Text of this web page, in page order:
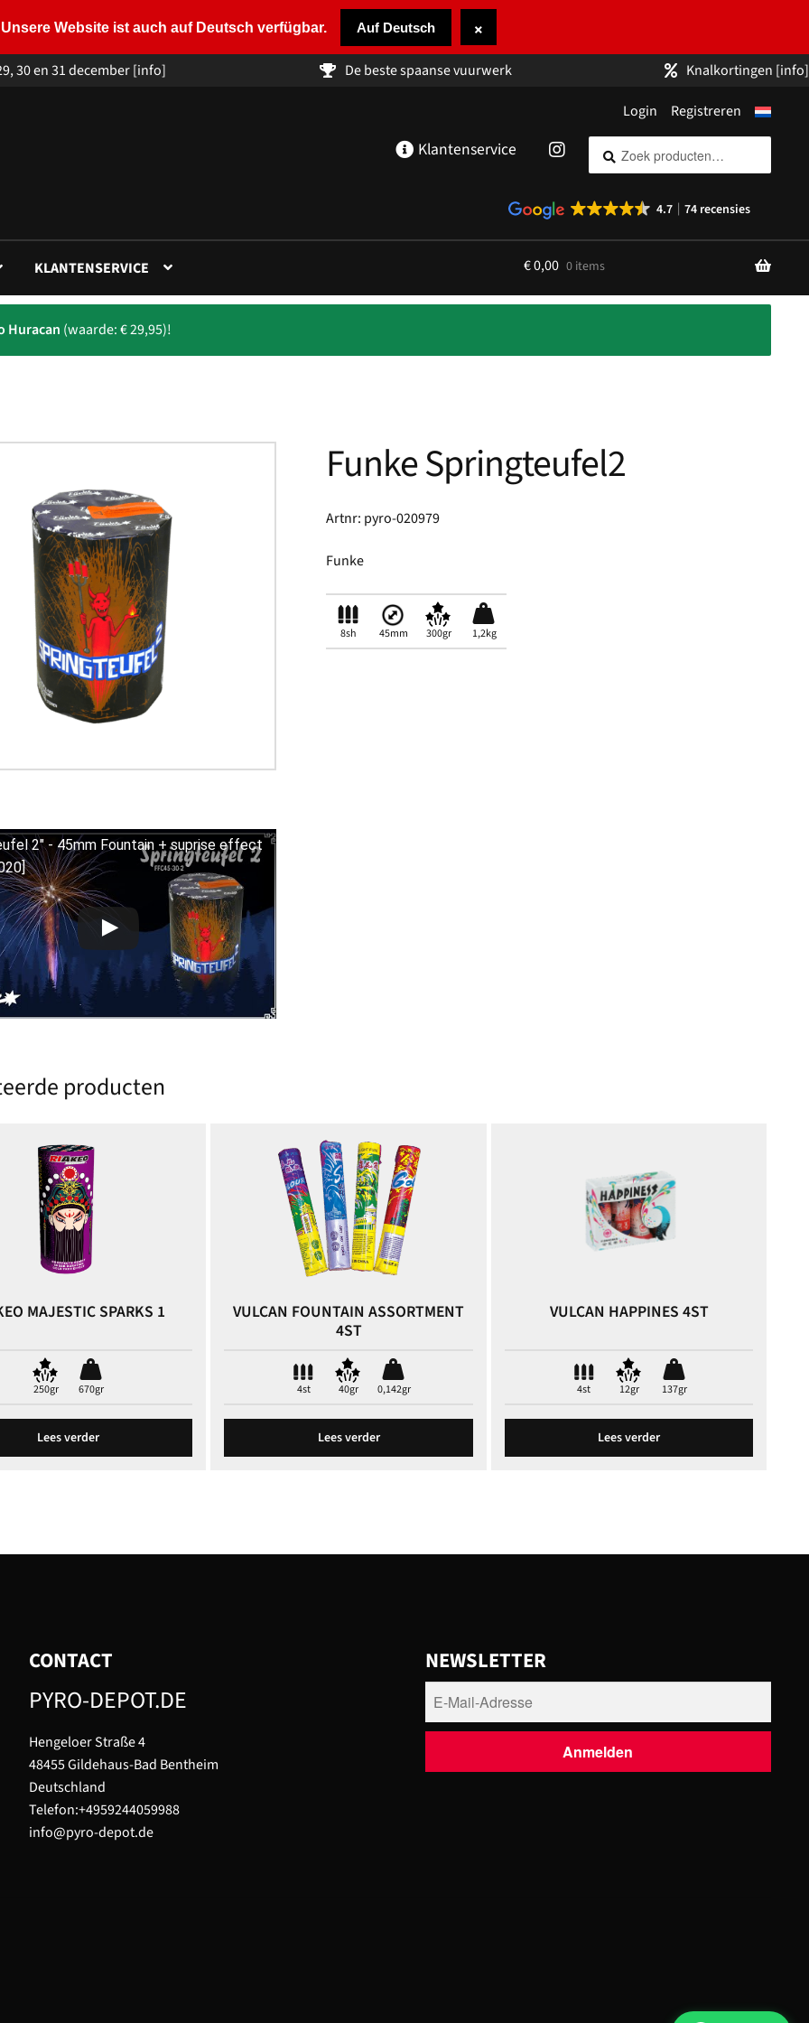
Website ist auch auf Deutsch verfügbar. Auf Deutsch ×
30 en 31 december[info] De beste spaanse vuurwerk Knalkortingen [info]
Login Registreren
Klantenservice
Zoeken
naar:
Zoeken
4.7 74 recensies
KLANTENSERVICE €0,00 0 items
Huracan (waarde: € 29,95)!
2" - 45mm Fountain + suprise effect
Funke Springteufel2
Artnr: pyro-020979
Funke
8sh 45mm 300gr 1,2kg
producten
MAJESTIC SPARKS 1
250gr 670gr
Lees verder
VULCAN FOUNTAIN ASSORTMENT
4ST
4st 40gr 0,142gr
Lees verder
VULCAN HAPPINES 4ST
4st 12gr 137gr
Lees verder
CONTACT
PYRO-DEPOT.DE
Hengeloer Straße 4
48455 Gildehaus-Bad Bentheim
Deutschland
Telefon:+4959244059988
info@pyro-depot.de
NEWSLETTER